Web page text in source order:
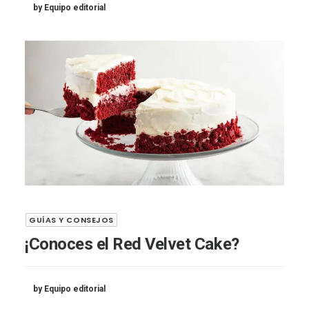
by Equipo editorial
GUÍAS Y CONSEJOS
¡Conoces el Red Velvet Cake?
by Equipo editorial